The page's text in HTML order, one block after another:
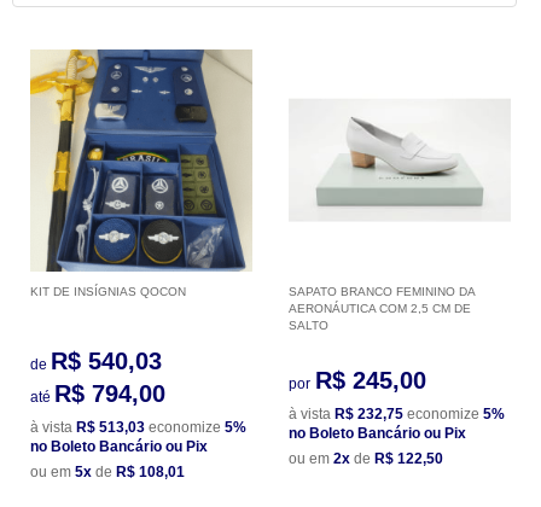
KIT DE INSÍGNIAS QOCON
de R$ 540,03
até R$ 794,00
à vista R$ 513,03 economize 5%
no Boleto Bancário ou Pix
ou em 5x de R$ 108,01
SAPATO BRANCO FEMININO DA
AERONÁUTICA COM 2,5 CM DE
SALTO
por R$ 245,00
à vista R$ 232,75 economize 5%
no Boleto Bancário ou Pix
ou em 2x de R$ 122,50